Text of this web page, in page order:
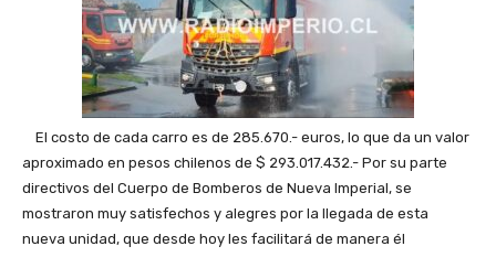
El costo de cada carro es de 285.670.- euros, lo que da un valor
aproximado en pesos chilenos de $ 293.017.432.- Por su parte
directivos del Cuerpo de Bomberos de Nueva Imperial, se
mostraron muy satisfechos y alegres por la llegada de esta
nueva unidad, que desde hoy les facilitará de manera él